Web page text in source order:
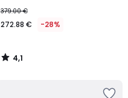
379.00 €
272.88 € -28%
4,1
/